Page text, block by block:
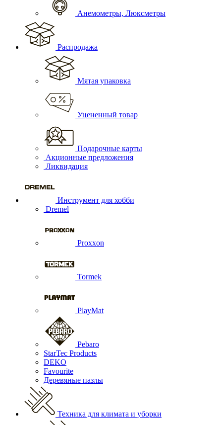
Анемометры, Люксметры
Распродажа
Мятая упаковка
Уцененный товар
Подарочные карты
Акционные предложения
Ликвидация
Инструмент для хобби
Dremel
Proxxon
Tormek
PlayMat
Pebaro
StarTec Products
DEKO
Favourite
Деревяные пазлы
Техника для климата и уборки